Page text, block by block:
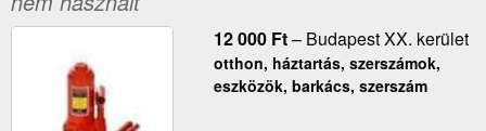
12 000 Ft– Budapest XX. kerület
otthon, háztartás, szerszámok,
eszközök, barkács, szerszám